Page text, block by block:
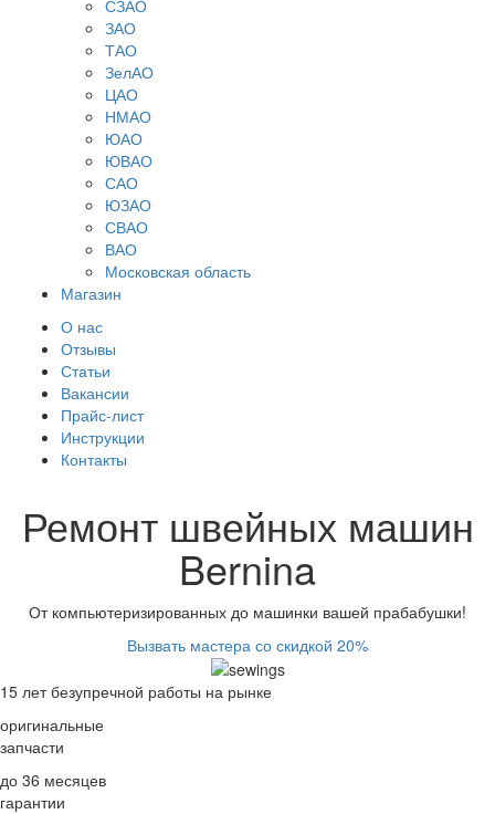
СЗАО
ЗАО
ТАО
ЗелАО
ЦАО
НМАО
ЮАО
ЮВАО
САО
ЮЗАО
СВАО
ВАО
Московская область
Магазин
О нас
Отзывы
Статьи
Вакансии
Прайс-лист
Инструкции
Контакты
Ремонт швейных машин
Bernina
От компьютеризированных до машинки вашей прабабушки!
Вызвать мастера со скидкой 20%
15 летбезупречной работы на рынке
оригинальные
запчасти
до 36 месяцев
гарантии